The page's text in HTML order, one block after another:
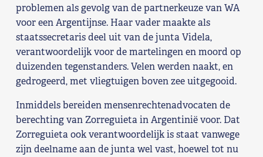
Nieuws
Agenda
Shop
Contact
Voor leden
problemen als gevolg van de partnerkeuze van WA
voor een Argentijnse. Haar vader maakte als
staatssecretaris deel uit van de junta Videla,
verantwoordelijk voor de martelingen en moord op
duizenden tegenstanders. Velen werden naakt, en
gedrogeerd, met vliegtuigen boven zee uitgegooid.
Inmiddels bereiden mensenrechtenadvocaten de
berechting van Zorreguieta in Argentinië voor. Dat
Zorreguieta ook verantwoordelijk is staat vanwege
zijn deelname aan de junta wel vast, hoewel tot nu